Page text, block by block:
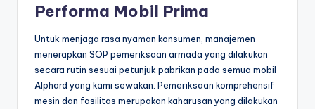
Performa Mobil Prima
Untuk menjaga rasa nyaman konsumen, manajemen
menerapkan SOP pemeriksaan armada yang dilakukan
secara rutin sesuai petunjuk pabrikan pada semua mobil
Alphard yang kami sewakan. Pemeriksaan komprehensif
mesin dan fasilitas merupakan kaharusan yang dilakukan